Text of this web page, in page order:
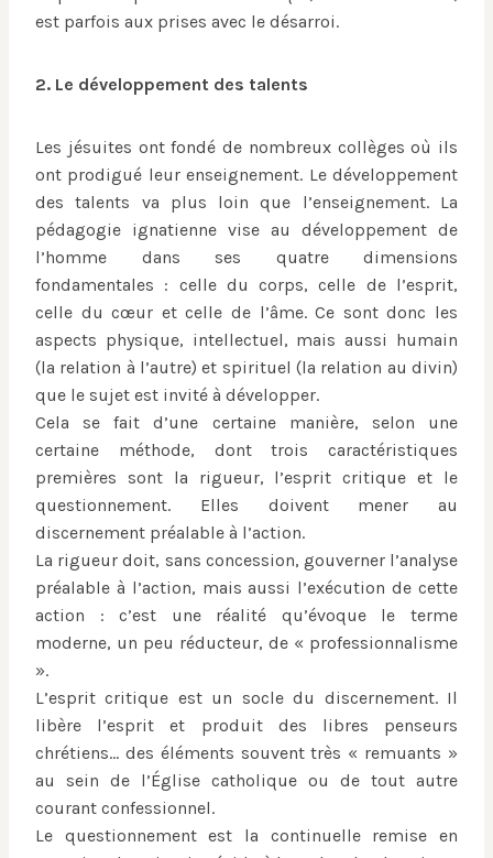
est parfois aux prises avec le désarroi.
2. Le développement des talents
Les jésuites ont fondé de nombreux collèges où ils
ont prodigué leur enseignement. Le développement
des talents va plus loin que l’enseignement. La
pédagogie ignatienne vise au développement de
l’homme dans ses quatre dimensions
fondamentales : celle du corps, celle de l’esprit,
celle du cœur et celle de l’âme. Ce sont donc les
aspects physique, intellectuel, mais aussi humain
(la relation à l’autre) et spirituel (la relation au divin)
que le sujet est invité à développer.
Cela se fait d’une certaine manière, selon une
certaine méthode, dont trois caractéristiques
premières sont la rigueur, l’esprit critique et le
questionnement. Elles doivent mener au
discernement préalable à l’action.
La rigueur doit, sans concession, gouverner l’analyse
préalable à l’action, mais aussi l’exécution de cette
action : c’est une réalité qu’évoque le terme
moderne, un peu réducteur, de « professionnalisme
».
L’esprit critique est un socle du discernement. Il
libère l’esprit et produit des libres penseurs
chrétiens… des éléments souvent très « remuants »
au sein de l’Église catholique ou de tout autre
courant confessionnel.
Le questionnement est la continuelle remise en